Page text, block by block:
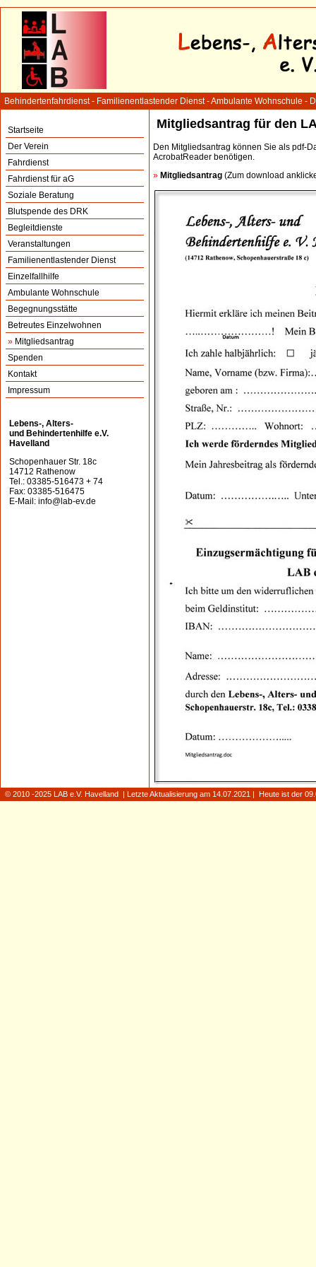
Behindertenfahrdienst - Familienentlastender Dienst - Ambulante Wohnschule -
Startseite
Der Verein
Fahrdienst
Fahrdienst für aG
Soziale Beratung
Blutspende des DRK
Begleitdienste
Veranstaltungen
Familienentlastender Dienst
Einzelfallhilfe
Ambulante Wohnschule
Begegnungsstätte
Betreutes Einzelwohnen
» Mitgliedsantrag
Spenden
Kontakt
Impressum
Lebens-, Alters-
und Behindertenhilfe e.V.
Havelland
Schopenhauer Str. 18c
14712 Rathenow
Tel.: 03385-516473 + 74
Fax: 03385-516475
E-Mail: info@lab-ev.de
Mitgliedsantrag für den
Den Mitgliedsantrag können Sie als pdf-
AcrobatReader benötigen.
» Mitgliedsantrag (Zum download
© 2010 -2025 LAB e.V. Havelland | Letzte Aktualisierung am 14.07.2021 | Heute ist der